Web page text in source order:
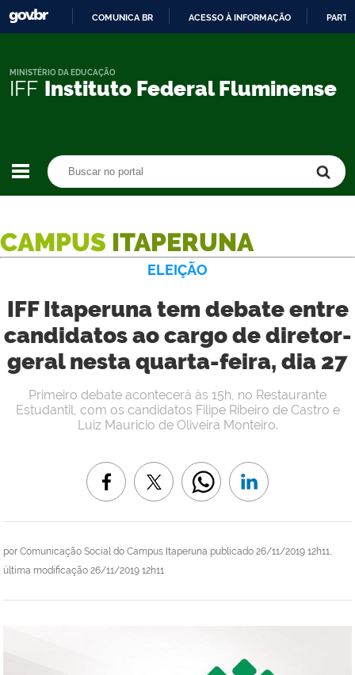
CONTEÚDO
COMUNICA BR ACESSO À INFORMAÇÃO
IFF Instituto Federal Fluminense
MINISTÉRIO DA EDUCAÇÃO
CAMPUS ITAPERUNA
ELEIÇÃO
IFF Itaperuna tem debate entre
candidatos ao cargo de diretor-
geral nesta quarta-feira, dia 27
por Comunicação Social do Campus Itaperuna publicado 26/11/2019 12h11,
última modificação 26/11/2019 12h11
Primeiro debate acontecerá às 15h, no Restaurante
Estudantil, com os candidatos Filipe Ribeiro de Castro e
Luiz Mauricio de Oliveira Monteiro.